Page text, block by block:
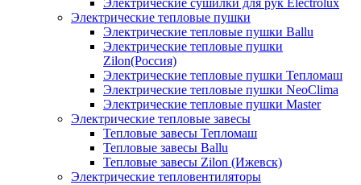
Электрические тепловые пушки
Электрические тепловые пушки Ballu
Электрические тепловые пушки
Zilon(Россия)
Электрические тепловые пушки Тепломаш
Электрические тепловые пушки NeoClima
Электрические тепловые пушки Master
Электрические тепловые завесы
Тепловые завесы Тепломаш
Тепловые завесы Ballu
Тепловые завесы Zilon (Ижевск)
Электрические тепловентиляторы